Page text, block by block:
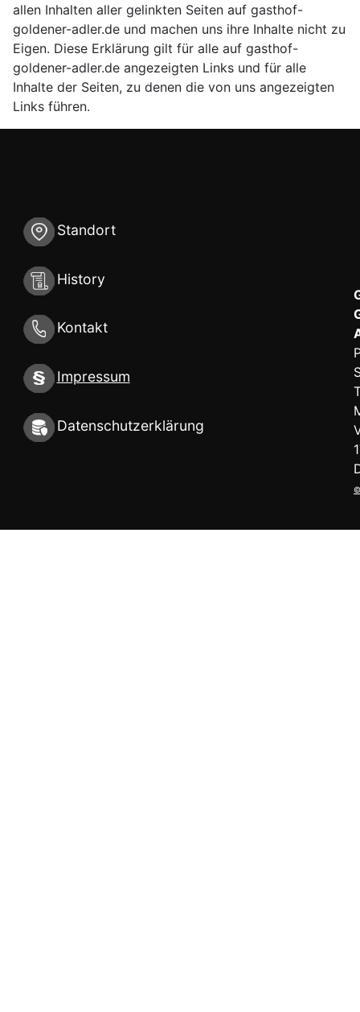
allen Inhalten aller gelinkten Seiten auf gasthof-
goldener-adler.de und machen uns ihre Inhalte nicht zu
Eigen. Diese Erklärung gilt für alle auf gasthof-
goldener-adler.de angezeigten Links und für alle
Inhalte der Seiten, zu denen die von uns angezeigten
Links führen.
Standort
History
Kontakt
Impressum
Datenschutzerklärung
©